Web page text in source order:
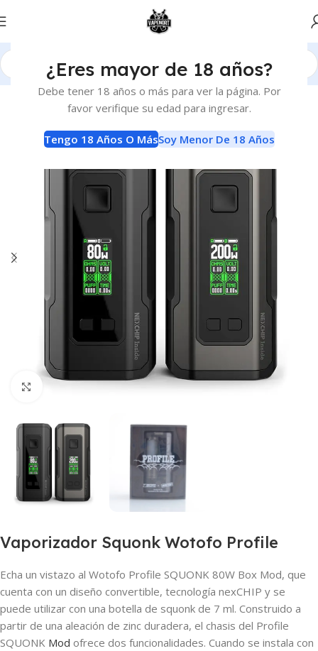
¿Eres mayor de 18 años?
Debe tener 18 años o más para ver la página. Por
favor verifique su edad para ingresar.
Tengo 18 Años O MásSoy Menor De 18 Años
Inicio Vaporizadores Mods
Haga clic para ampliar
Vaporizador Squonk Wotofo Profile
Echa un vistazo al Wotofo Profile SQUONK 80W Box Mod, que
cuenta con un diseño convertible, tecnología nexCHIP y se
puede utilizar con una botella de squonk de 7 ml. Construido a
partir de una aleación de zinc duradera, el chasis del Profile
SQUONK Mod ofrece dos funcionalidades. Cuando se instala con